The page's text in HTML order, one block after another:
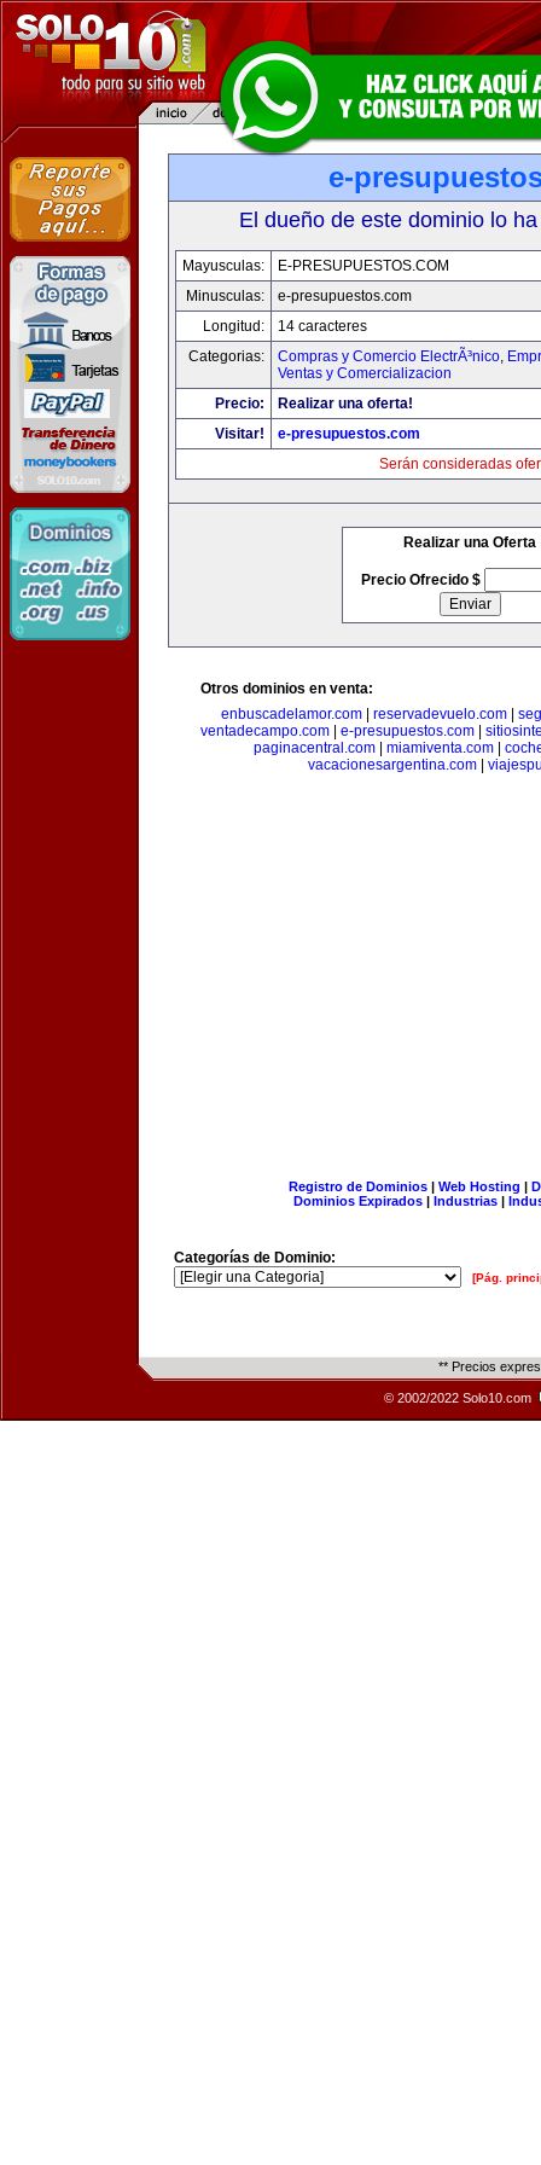
e-
El dueño de este dominio lo
Mayusculas:
E-PRESUPUESTOS.COM
Minusculas:
e-presupuestos.com
Longitud:
14 caracteres
Categorias:
Compras y Comercio ElectrÃ³nico,
Ventas y Comercializacion
Precio:
Realizar una oferta!
Visitar!
e-presupuestos.com
Serán consideradas
Realizar una Oferta
Precio Ofrecido $
Otros dominios en venta:
enbuscadelamor.com
reservadevuelo.com
ventadecampo.com
e-presupuestos.com
paginacentral.com| miamiventa.com|
vacacionesargentina.com
Registro de Dominios| Web Hosting |
Dominios Expirados | Industrias |
Categorías de Dominio:
[Pág.
** Precios
© 2002/2022 Solo10.com